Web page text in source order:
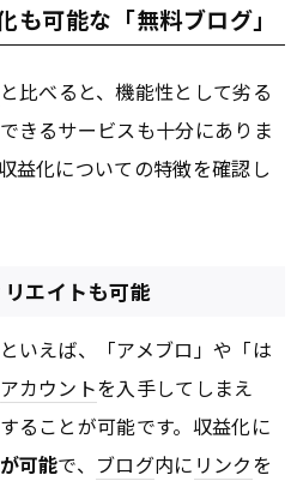
も可能な「無料ブログ」
と比べると、機能性として劣る
きるサービスも十分にありま
益化についての特徴を確認し
エイトも可能
いえば、「アメブロ」や「は
アカウントを入手してしまえ
ることが可能です。収益化に
可能で、 ブログ内に リンクを